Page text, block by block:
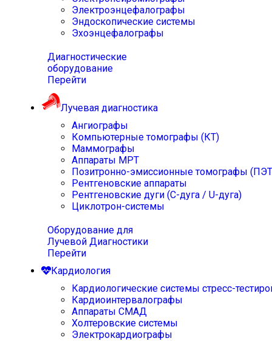
Электроэнцефалографы
Эндоскопические системы
Эхоэнцефалографы
Диагностические
оборудование
Перейти
Лучевая диагностика
Ангиографы
Компьютерные томографы (КТ)
Маммографы
Аппараты МРТ
Позитронно-эмиссионные томографы
Рентгеновские аппараты
Рентгеновские дуги (С-дуга / U-дуга)
Циклотрон-системы
Оборудование для
Лучевой Диагностики
Перейти
Кардиология
Кардиологические системы стресс-
Кардиоинтервалографы
Аппараты СМАД
Холтеровские системы
Электрокардиографы